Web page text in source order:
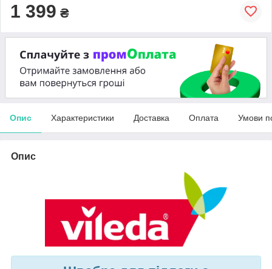
1 399 ₴
Опис Характеристики Доставка Оплата Умови
Опис